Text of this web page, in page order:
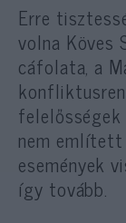
Erre
volna Köves
cáfolata, a
nem
események
így tovább.